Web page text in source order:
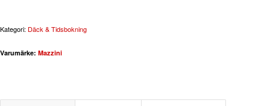
Kategori: Däck & Tidsbokning
Varumärke: Mazzini